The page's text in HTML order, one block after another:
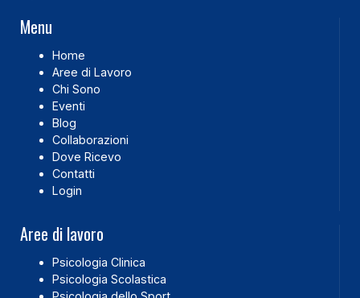
Menu
Home
Aree di Lavoro
Chi Sono
Eventi
Blog
Collaborazioni
Dove Ricevo
Contatti
Login
Aree di lavoro
Psicologia Clinica
Psicologia Scolastica